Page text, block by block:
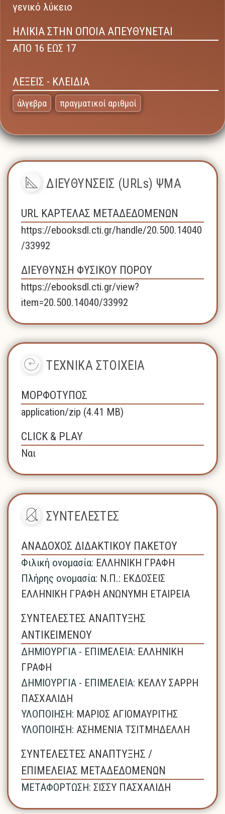
γενικό λύκειο
ΗΛΙΚΙΑ ΣΤΗΝ ΟΠΟΙΑ ΑΠΕΥΘΥΝΕΤΑΙ
ΑΠΟ 16 ΕΩΣ 17
ΛΕΞΕΙΣ - ΚΛΕΙΔΙΑ
άλγεβρα πραγματικοί αριθμοί
ΔΙΕΥΘΥΝΣΕΙΣ (URLs) ΨΜΑ
URL ΚΑΡΤΕΛΑΣ ΜΕΤΑΔΕΔΟΜΕΝΩΝ
https://ebooksdl.cti.gr/handle/20.500.14040
/33992
ΔΙΕΥΘΥΝΣΗ ΦΥΣΙΚΟΥ ΠΟΡΟΥ
https://ebooksdl.cti.gr/view?
item=20.500.14040/33992
ΤΕΧΝΙΚΑ ΣΤΟΙΧΕΙΑ
ΜΟΡΦΟΤΥΠΟΣ
application/zip (4.41 MB)
CLICK & PLAY
Ναι
ΣΥΝΤΕΛΕΣΤΕΣ
ΑΝΑΔΟΧΟΣ ΔΙΔΑΚΤΙΚΟΥ ΠΑΚΕΤΟΥ
Φιλική ονομασία: ΕΛΛΗΝΙΚΗ ΓΡΑΦΗ
Πλήρης ονομασία: N.Π.: ΕΚΔΟΣΕΙΣ
ΕΛΛΗΝΙΚΗ ΓΡΑΦΗ ΑΝΩΝΥΜΗ ΕΤΑΙΡΕΙΑ
ΣΥΝΤΕΛΕΣΤΕΣ ΑΝΑΠΤΥΞΗΣ
ΑΝΤΙΚΕΙΜΕΝΟΥ
ΔΗΜΙΟΥΡΓΙΑ - ΕΠΙΜΕΛΕΙΑ: ΕΛΛΗΝΙΚΗ
ΓΡΑΦΗ
ΔΗΜΙΟΥΡΓΙΑ - ΕΠΙΜΕΛΕΙΑ: ΚΕΛΛΥ ΣΑΡΡΗ
ΠΑΣΧΑΛΙΔΗ
ΥΛΟΠΟΙΗΣΗ: ΜΑΡΙΟΣ ΑΓΙΟΜΑΥΡΙΤΗΣ
ΥΛΟΠΟΙΗΣΗ: ΑΣΗΜΕΝΙΑ ΤΣΙΤΜΗΔΕΛΛΗ
ΣΥΝΤΕΛΕΣΤΕΣ ΑΝΑΠΤΥΞΗΣ /
ΕΠΙΜΕΛΕΙΑΣ ΜΕΤΑΔΕΔΟΜΕΝΩΝ
ΜΕΤΑΦΟΡΤΩΣΗ: ΣΙΣΣΥ ΠΑΣΧΑΛΙΔΗ